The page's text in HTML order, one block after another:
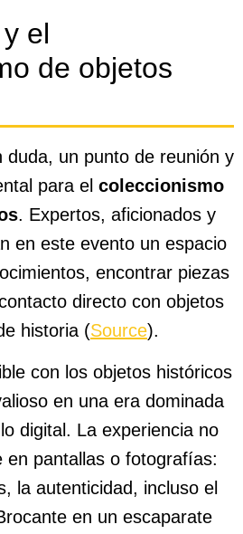
el
de objetos
duda, un punto de reunión y
para el coleccionismo
. Expertos, aficionados y
en este evento un espacio
encontrar piezas
directo con objetos
historia (Source).
con los objetos históricos
en una era dominada
digital. La experiencia no
en pantallas o fotografías:
la autenticidad, incluso el
en un escaparate